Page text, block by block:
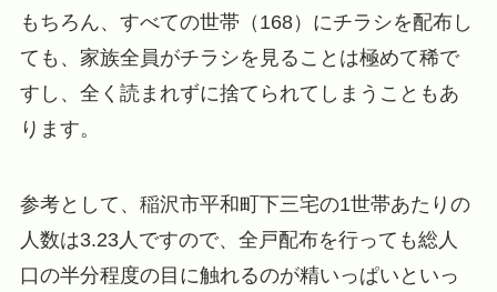
もちろん、すべての世帯（168）にチラシを配布し
ても、家族全員がチラシを見ることは極めて稀で
すし、全く読まれずに捨てられてしまうこともあ
ります。
参考として、稲沢市平和町下三宅の1世帯あたりの
人数は3.23人ですので、全戸配布を行っても総人
口の半分程度の目に触れるのが精いっぱいといっ